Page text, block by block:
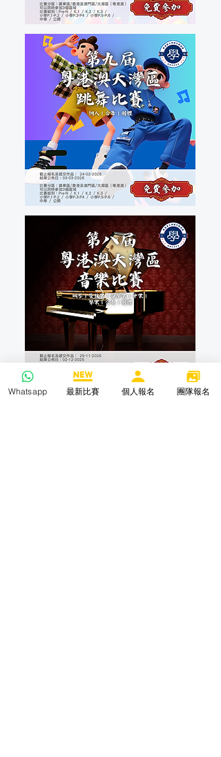
Whatsapp 最新比賽 個人報名 團隊報名